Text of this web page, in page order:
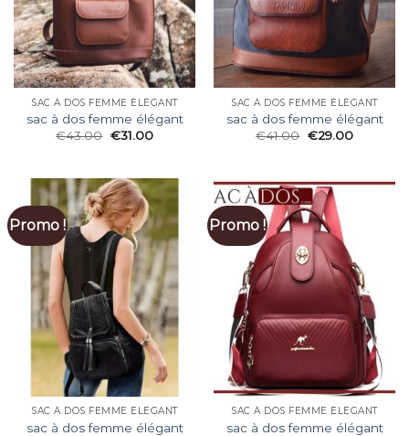
SAC À DOS FEMME ÉLÉGANT
sac à dos femme élégant
€43.00 €31.00
SAC À DOS FEMME ÉLÉGANT
sac à dos femme élégant
€41.00 €29.00
Promo !
SAC À DOS FEMME ÉLÉGANT
sac à dos femme élégant
Promo !
SAC À DOS FEMME ÉLÉGANT
sac à dos femme élégant